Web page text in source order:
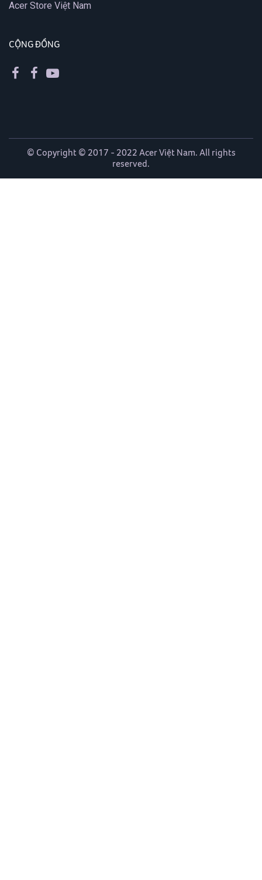
Acer Store Việt Nam
CỘNG ĐỒNG
© Copyright © 2017 - 2022 Acer Việt Nam. All rights
reserved.